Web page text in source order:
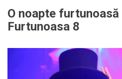
O noapte furtunoasă
Furtunoasa 8